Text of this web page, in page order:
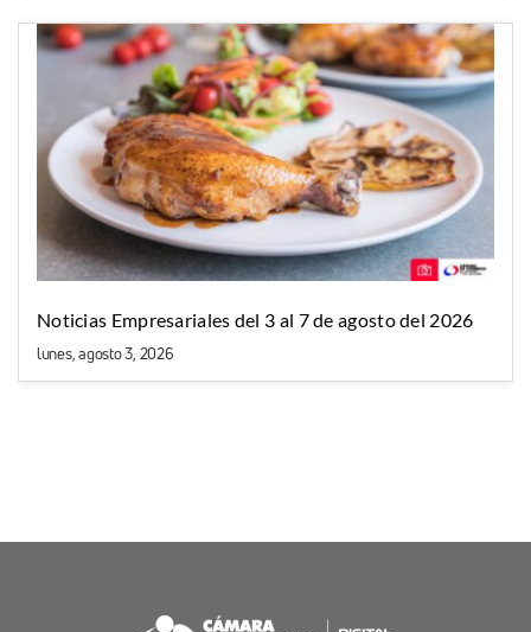
Noticias Empresariales del 3 al 7 de agosto del 2026
lunes, agosto 3, 2026